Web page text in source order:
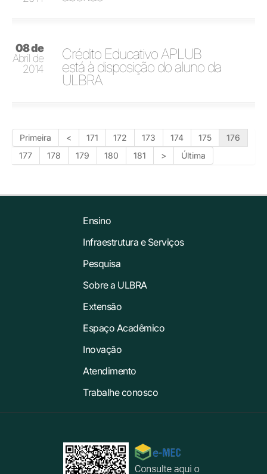
08 de
Abril de
2014
Crédito Educativo APLUB
está à disposição do aluno da
ULBRA
Primeira < 171 172 173 174 175
176
177
178 179 180 181 > Última
Ensino
Infraestrutura e Serviços
Pesquisa
Sobre a ULBRA
Extensão
Espaço Acadêmico
Inovação
Atendimento
Trabalhe conosco